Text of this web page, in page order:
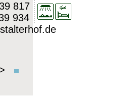
817
934